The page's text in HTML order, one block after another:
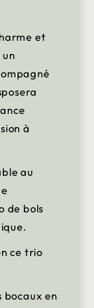
et
à
au
de bols
ce trio
en